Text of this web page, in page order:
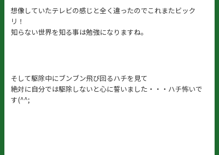
想像していたテレビの感じと全く違ったのでこれまたビック
リ！
知らない世界を知る事は勉強になりますね。
そして駆除中にブンブン飛び回るハチを見て
絶対に自分では駆除しないと心に誓いました・・・ハチ怖いで
す(^^;